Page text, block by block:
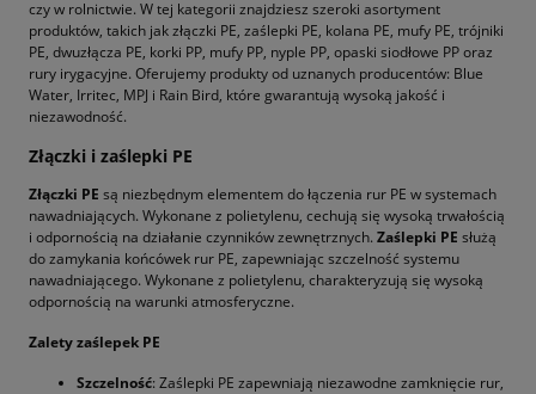
czy w rolnictwie. W tej kategorii znajdziesz szeroki asortyment
produktów, takich jak złączki PE, zaślepki PE, kolana PE, mufy PE, trójniki
PE, dwuzłącza PE, korki PP, mufy PP, nyple PP, opaski siodłowe PP oraz
rury irygacyjne. Oferujemy produkty od uznanych producentów: Blue
Water, Irritec, MPJ i Rain Bird, które gwarantują wysoką jakość i
niezawodność.
Złączki i zaślepki PE
Złączki PE są niezbędnym elementem do łączenia rur PE w systemach
nawadniających. Wykonane z polietylenu, cechują się wysoką trwałością
i odpornością na działanie czynników zewnętrznych. Zaślepki PE służą
do zamykania końcówek rur PE, zapewniając szczelność systemu
nawadniającego. Wykonane z polietylenu, charakteryzują się wysoką
odpornością na warunki atmosferyczne.
Zalety zaślepek PE
Szczelność: Zaślepki PE zapewniają niezawodne zamknięcie rur,